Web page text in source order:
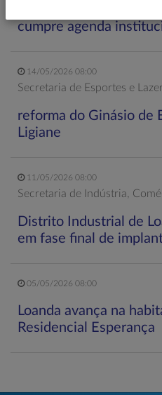
cumpre agenda
14/05/2026 08:00
Secretaria de Esportes e Lazer
reforma do Ginásio de
Ligiane
11/05/2026 08:00
Secretaria de Indústria,
Distrito Industrial de
em fase final de
05/05/2026 08:00
Loanda avança na
Residencial Esperança